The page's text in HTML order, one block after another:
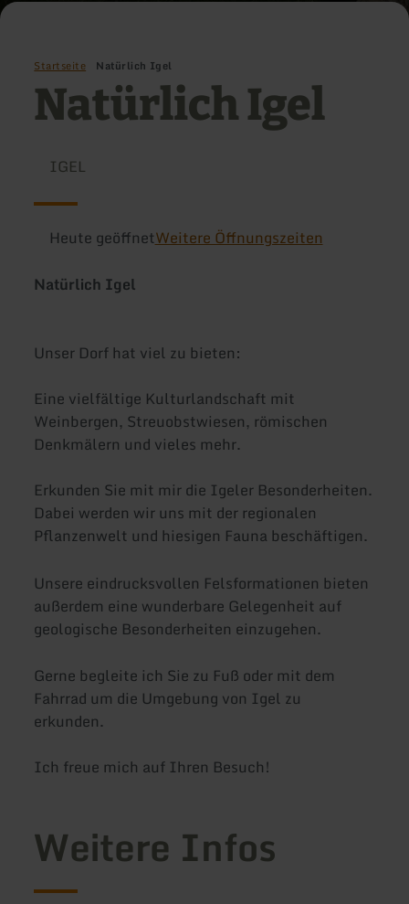
Startseite Natürlich Igel
Natürlich Igel
IGEL
Heute geöffnetWeitere Öffnungszeiten
Natürlich Igel
Unser Dorf hat viel zu bieten:
Eine vielfältige Kulturlandschaft mit
Weinbergen, Streuobstwiesen, römischen
Denkmälern und vieles mehr.
Erkunden Sie mit mir die Igeler Besonderheiten.
Dabei werden wir uns mit der regionalen
Pflanzenwelt und hiesigen Fauna beschäftigen.
Unsere eindrucksvollen Felsformationen bieten
außerdem eine wunderbare Gelegenheit auf
geologische Besonderheiten einzugehen.
Gerne begleite ich Sie zu Fuß oder mit dem
Fahrrad um die Umgebung von Igel zu
erkunden.
Ich freue mich auf Ihren Besuch!
Weitere Infos